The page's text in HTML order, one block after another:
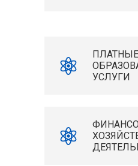
ПЛАТНЫЕ
УСЛУГИ